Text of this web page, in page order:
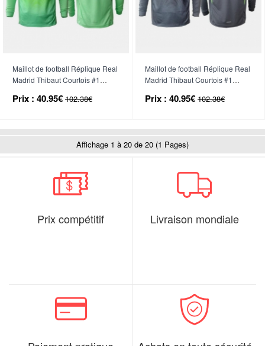
Maillot de football Réplique Real
Madrid Thibaut Courtois #1
26 Manche Longue
Prix : 40.95€ 102.38€
Maillot de football Réplique Real
Madrid Thibaut Courtois #1
26 Manche Longue
Prix : 40.95€ 102.38€
Affichage 1 à 20 de 20 (1 Pages)
Prix compétitif Livraison mondiale